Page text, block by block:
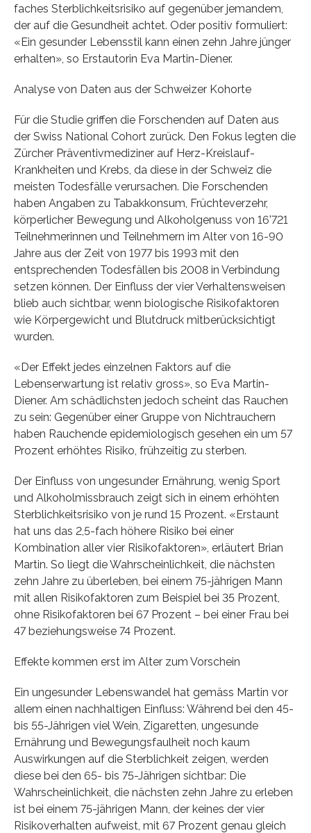
faches Sterblichkeitsrisiko auf gegenüber jemandem,
der auf die Gesundheit achtet. Oder positiv formuliert:
«Ein gesunder Lebensstil kann einen zehn Jahre jünger
erhalten», so Erstautorin Eva Martin-Diener.
Analyse von Daten aus der Schweizer Kohorte
Für die Studie griffen die Forschenden auf Daten aus
der Swiss National Cohort zurück. Den Fokus legten die
Zürcher Präventivmediziner auf Herz-Kreislauf-
Krankheiten und Krebs, da diese in der Schweiz die
meisten Todesfälle verursachen. Die Forschenden
haben Angaben zu Tabakkonsum, Früchteverzehr,
körperlicher Bewegung und Alkoholgenuss von 16'721
Teilnehmerinnen und Teilnehmern im Alter von 16-90
Jahre aus der Zeit von 1977 bis 1993 mit den
entsprechenden Todesfällen bis 2008 in Verbindung
setzen können. Der Einfluss der vier Verhaltensweisen
blieb auch sichtbar, wenn biologische Risikofaktoren
wie Körpergewicht und Blutdruck mitberücksichtigt
wurden.
«Der Effekt jedes einzelnen Faktors auf die
Lebenserwartung ist relativ gross», so Eva Martin-
Diener. Am schädlichsten jedoch scheint das Rauchen
zu sein: Gegenüber einer Gruppe von Nichtrauchern
haben Rauchende epidemiologisch gesehen ein um 57
Prozent erhöhtes Risiko, frühzeitig zu sterben.
Der Einfluss von ungesunder Ernährung, wenig Sport
und Alkoholmissbrauch zeigt sich in einem erhöhten
Sterblichkeitsrisiko von je rund 15 Prozent. «Erstaunt
hat uns das 2,5-fach höhere Risiko bei einer
Kombination aller vier Risikofaktoren», erläutert Brian
Martin. So liegt die Wahrscheinlichkeit, die nächsten
zehn Jahre zu überleben, bei einem 75-jährigen Mann
mit allen Risikofaktoren zum Beispiel bei 35 Prozent,
ohne Risikofaktoren bei 67 Prozent – bei einer Frau bei
47 beziehungsweise 74 Prozent.
Effekte kommen erst im Alter zum Vorschein
Ein ungesunder Lebenswandel hat gemäss Martin vor
allem einen nachhaltigen Einfluss: Während bei den 45-
bis 55-Jährigen viel Wein, Zigaretten, ungesunde
Ernährung und Bewegungsfaulheit noch kaum
Auswirkungen auf die Sterblichkeit zeigen, werden
diese bei den 65- bis 75-Jährigen sichtbar: Die
Wahrscheinlichkeit, die nächsten zehn Jahre zu erleben
ist bei einem 75-jährigen Mann, der keines der vier
Risikoverhalten aufweist, mit 67 Prozent genau gleich